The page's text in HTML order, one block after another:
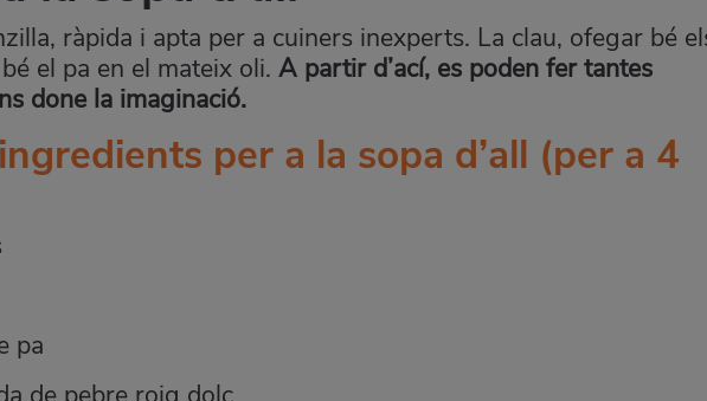
ràpida i apta per a cuiners inexperts. La clau, ofegar bé
el pa en el mateix oli. A partir d’ací, es poden fer tantes
done la imaginació.
per a la sopa d’all (per a 4
pa